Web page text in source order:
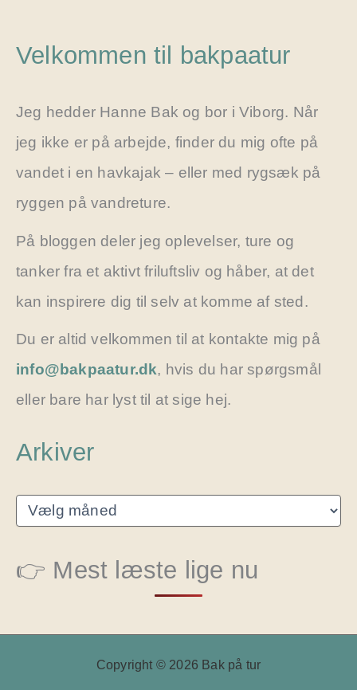
Velkommen til bakpaatur
Jeg hedder Hanne Bak og bor i Viborg. Når
jeg ikke er på arbejde, finder du mig ofte på
vandet i en havkajak – eller med rygsæk på
ryggen på vandreture.
På bloggen deler jeg oplevelser, ture og
tanker fra et aktivt friluftsliv og håber, at det
kan inspirere dig til selv at komme af sted.
Du er altid velkommen til at kontakte mig på
info@bakpaatur.dk, hvis du har spørgsmål
eller bare har lyst til at sige hej.
Arkiver
A
v
e
👉 Mest læste lige nu
Copyright © 2026 Bak på tur